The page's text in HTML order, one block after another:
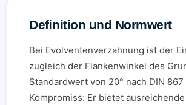
Definition und Normwert
Bei Evolventenverzahnung ist der
zugleich der Flankenwinkel des
Standardwert von 20° nach DIN
Kompromiss: Er bietet ausreichende